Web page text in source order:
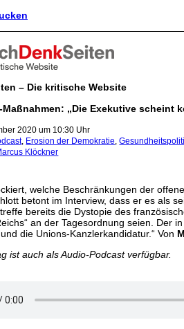
– Die kritische Website
„Die Exekutive scheint
2020 um 10:30 Uhr
, Erosion der Demokratie,
Klöckner
welche Beschränkungen der
betont im Interview, dass er es als
bereits die Dystopie des
an der Tagesordnung seien. Der
die Unions-Kanzlerkandidatur.“ Von
ist auch als Audio-Podcast verfügbar.